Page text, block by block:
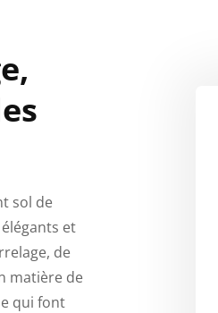
sol de
et
de
matière de
qui font